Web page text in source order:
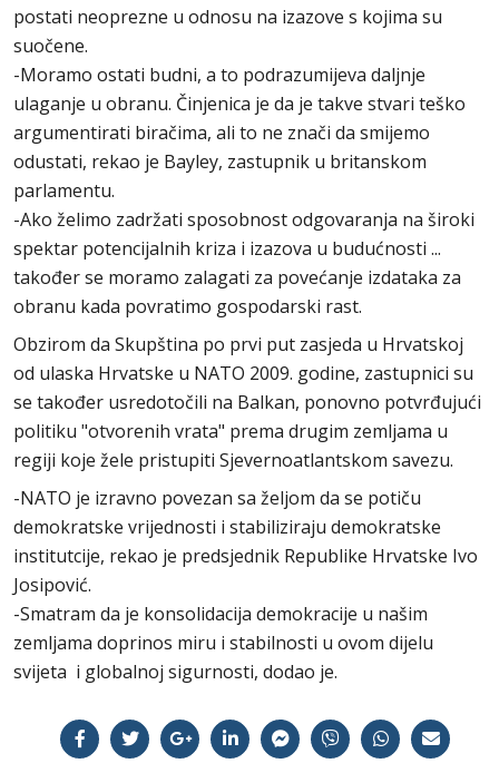
postati neoprezne u odnosu na izazove s kojima su
suočene.
-Moramo ostati budni, a to podrazumijeva daljnje
ulaganje u obranu. Činjenica je da je takve stvari teško
argumentirati biračima, ali to ne znači da smijemo
odustati, rekao je Bayley, zastupnik u britanskom
parlamentu.
-Ako želimo zadržati sposobnost odgovaranja na široki
spektar potencijalnih kriza i izazova u budućnosti ...
također se moramo zalagati za povećanje izdataka za
obranu kada povratimo gospodarski rast.
Obzirom da Skupština po prvi put zasjeda u Hrvatskoj
od ulaska Hrvatske u NATO 2009. godine, zastupnici su
se također usredotočili na Balkan, ponovno potvrđujući
politiku "otvorenih vrata" prema drugim zemljama u
regiji koje žele pristupiti Sjevernoatlantskom savezu.
-NATO je izravno povezan sa željom da se potiču
demokratske vrijednosti i stabiliziraju demokratske
institutcije, rekao je predsjednik Republike Hrvatske Ivo
Josipović.
-Smatram da je konsolidacija demokracije u našim
zemljama doprinos miru i stabilnosti u ovom dijelu
svijeta i globalnoj sigurnosti, dodao je.